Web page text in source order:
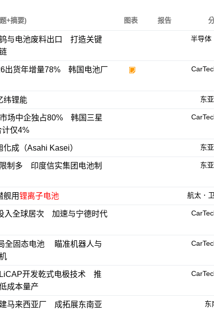
+摘要) 图表 报告
与电池废料出口 打造关键
半导体
出货年增量78% 韩国电池厂
纬锂能 东
场中企独占80% 韩国三星
计仅4%
成（Asahi Kasei） 东
制多 印度信实集团电池制
东
舰用锂离子电池 航太．
入全球居次 加速与宁德时代
全固态电池 瞄准机器人与
开发乾式电极技术 推
成本量产
马来西亚厂 成拓展东南亚
东